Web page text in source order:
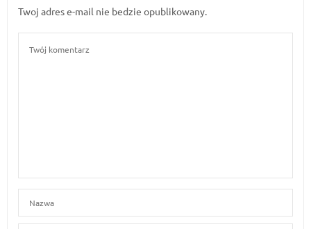
Twoj adres e-mail nie bedzie opublikowany.